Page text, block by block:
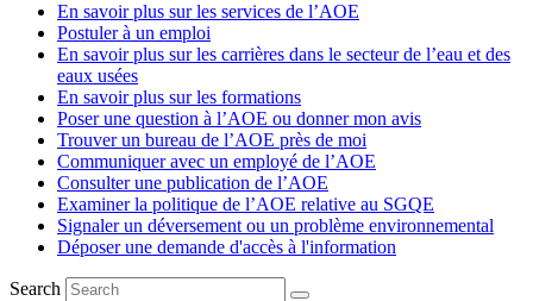
En savoir plus sur les services de l’AOE
Postuler à un emploi
En savoir plus sur les carrières dans le secteur de l’eau et des
eaux usées
En savoir plus sur les formations
Poser une question à l’AOE ou donner mon avis
Trouver un bureau de l’AOE près de moi
Communiquer avec un employé de l’AOE
Consulter une publication de l’AOE
Examiner la politique de l’AOE relative au SGQE
Signaler un déversement ou un problème environnemental
Déposer une demande d'accès à l'information
Search